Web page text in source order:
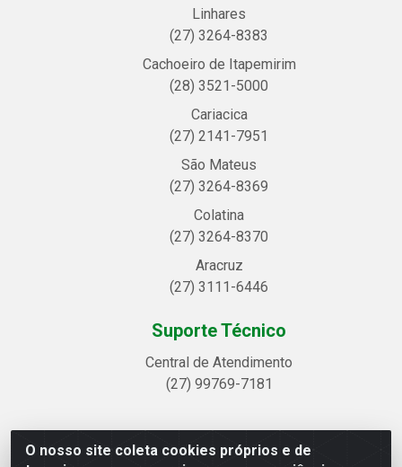
O nosso site coleta cookies próprios e de
Linhares
(27) 3264-8383
Cachoeiro de Itapemirim
(28) 3521-5000
Cariacica
(27) 2141-7951
São Mateus
(27) 3264-8369
Colatina
(27) 3264-8370
Aracruz
(27) 3111-6446
Suporte Técnico
Central de Atendimento
(27) 99769-7181
Linhavix Distribuidora LTDA - Avenida Alegre, 2521 -